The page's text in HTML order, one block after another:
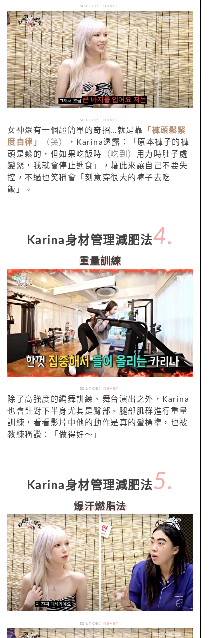
source: naver
source: naver
女神還有一個超簡單的奇招…就是靠 「褲頭鬆緊
度自律」
（笑）
，Karina透露：「原本褲子的褲
頭是鬆的，但如果吃飯時 （吃到） 用力時肚子處
變緊，我就會停止進食」，藉此來讓自己不要失
控，不過也笑稱會「刻意穿很大的褲子去吃
飯」。
Karina身材管理減肥法4.
重量訓練
source: naver
除了高強度的編舞訓練、舞台演出之外，Karina
也會針對下半身尤其是臀部、腿部肌群進行重量
訓練，看看影片中他的動作是真的蠻標準，也被
教練稱讚：「做得好～」
Karina身材管理減肥法5.
爆汗燃脂法
source: naver